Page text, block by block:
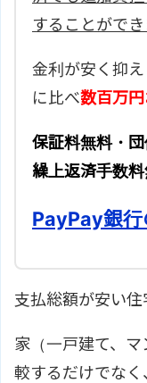
することができ
金利が安く抑
に比べ数百万
保証料無料・
繰上返済手数
PayPay銀行
支払総額が安い住
家（一戸建て、
較するだけでな